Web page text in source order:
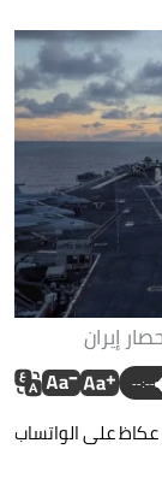
إيران
--:--
عكاظ على الواتساب